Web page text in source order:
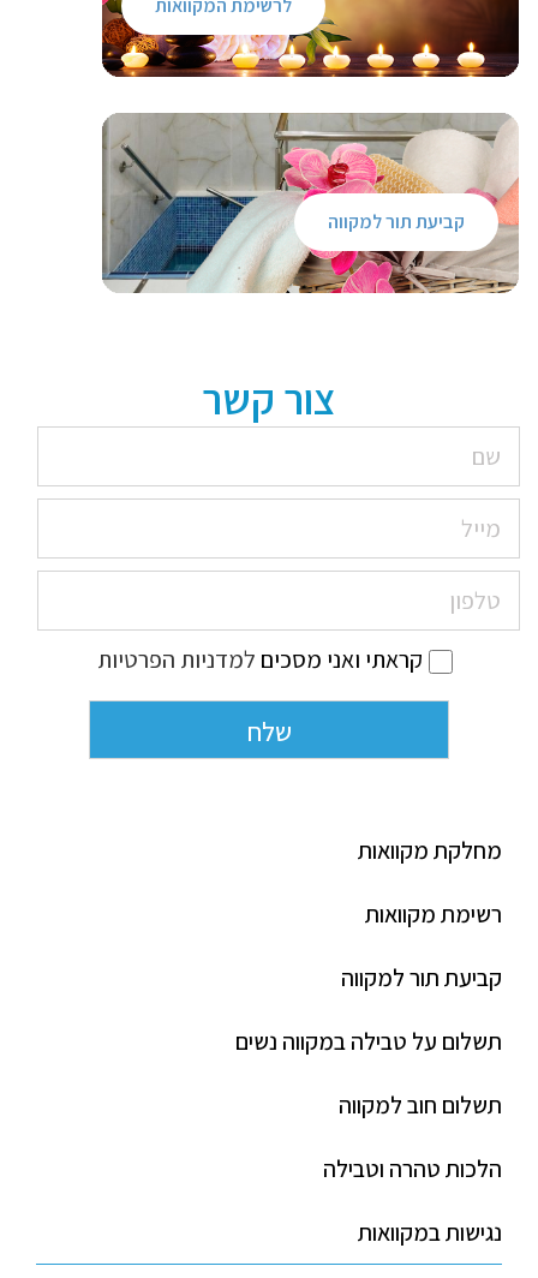
קביעת תור למקווה
צור קשר
קראתי ואני מסכים למדניות הפרטיות
מחלקת מקוואות
רשימת מקוואות
קביעת תור למקווה
תשלום על טבילה במקווה נשים
תשלום חוב למקווה
הלכות טהרה וטבילה
נגישות במקוואות